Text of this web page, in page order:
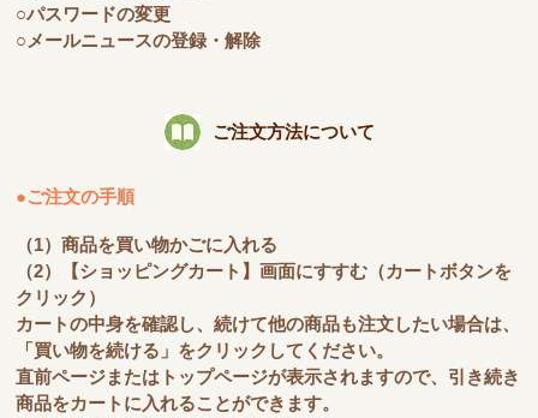
○パスワードの変更
○メールニュースの登録・解除
ご注文方法について
●ご注文の手順
（1）商品を買い物かごに入れる
（2）【ショッピングカート】画面にすすむ（カートボタンを
クリック）
カートの中身を確認し、続けて他の商品も注文したい場合は、
「買い物を続ける」をクリックしてください。
直前ページまたはトップページが表示されますので、引き続き
商品をカートに入れることができます。